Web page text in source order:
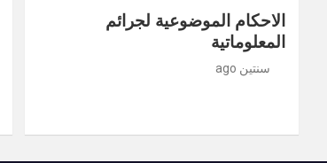
الاحكام الموضوعية لجرائم
المعلوماتية
سنتين ago